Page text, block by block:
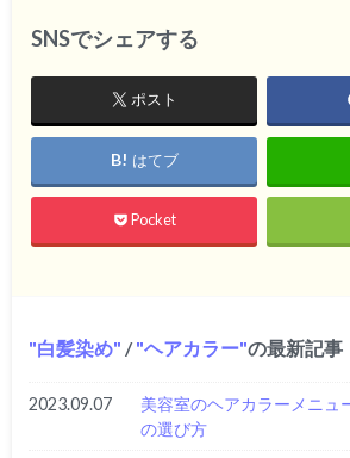
SNSでシェアする
ポスト
はてブ
Pocket
白髪染め / ヘアカラー の最新記事
2023.09.07
美容室のヘアカラーメニュ
の選び方